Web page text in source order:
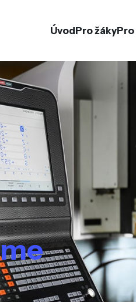
ÚvodPro žákyPro